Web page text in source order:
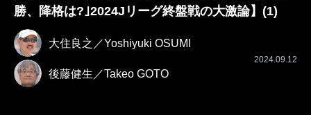
勝、降格は?｣2024Jリーグ終盤戦の大激論】(1)
大住良之／Yoshiyuki OSUMI
後藤健生／Takeo GOTO
2024.09.12